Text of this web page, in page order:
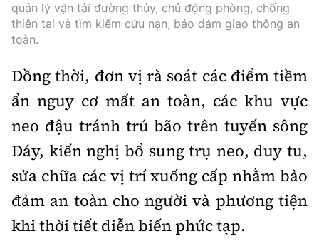
quản lý vận tải đường thủy, chủ động phòng, chống
thiên tai và tìm kiếm cứu nạn, bảo đảm giao thông an
toàn.
Đồng thời, đơn vị rà soát các điểm tiềm
ẩn nguy cơ mất an toàn, các khu vực
neo đậu tránh trú bão trên tuyến sông
Đáy, kiến nghị bổ sung trụ neo, duy tu,
sửa chữa các vị trí xuống cấp nhằm bảo
đảm an toàn cho người và phương tiện
khi thời tiết diễn biến phức tạp.